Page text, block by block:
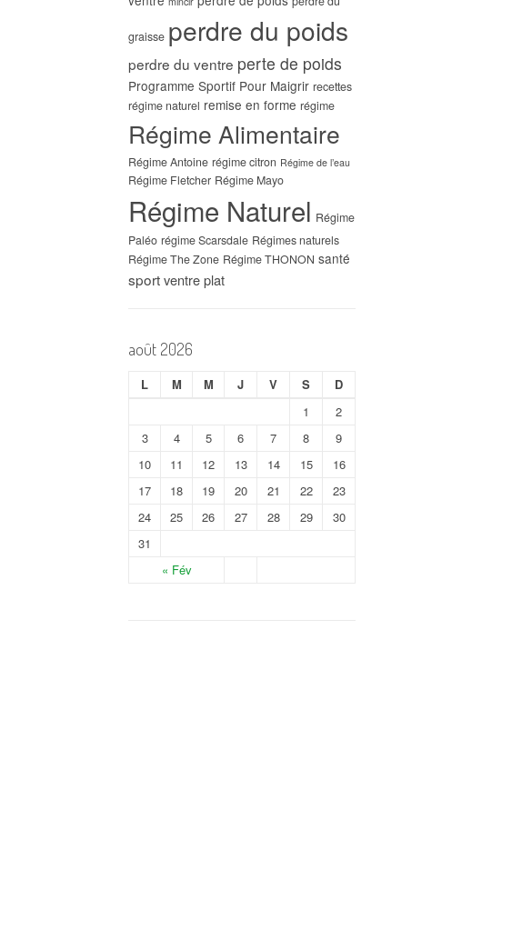
graisse perdre du poids
perdre du ventre perte de poids
Programme Sportif Pour Maigrir recettes
régime naturel remise en forme régime
Régime Alimentaire
Régime Antoine régime citron Régime de l’eau
Régime Fletcher Régime Mayo
Régime Naturel Régime
Paléo régime Scarsdale Régimes naturels
Régime The Zone Régime THONON santé
sportventre plat
août 2026
L M M J V S D
« Fév
1
2
3
4 5 6 7 8
9
10
11 12 13 14 15
16
17
18 19 20 21 22
23
24
25 26 27 28 29
30
31